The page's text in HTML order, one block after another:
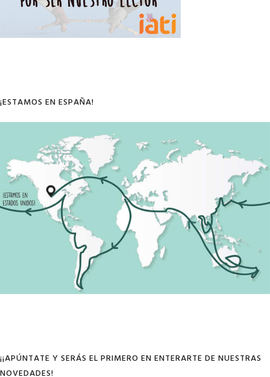
¡ESTAMOS EN ESPAÑA!
¡¡APÚNTATE Y SERÁS EL PRIMERO EN ENTERARTE DE NUESTRAS
NOVEDADES!